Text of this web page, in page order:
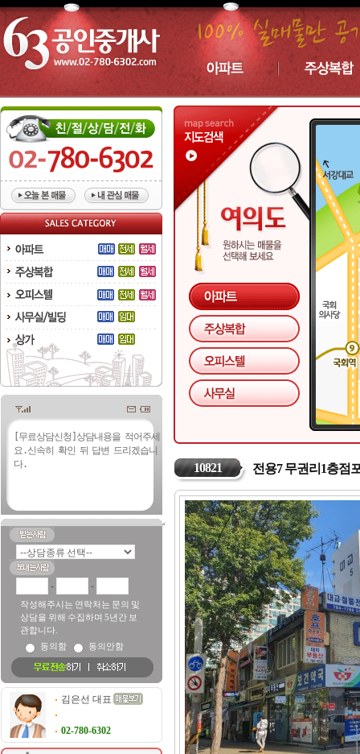
- -
작성해주시는 연락처는 문의 및
상담을 위해 수집하며 5년간 보
관합니다.
동의함
동의안함
김은선 대표
02-780-6302
10821 전용7 무권리1층점